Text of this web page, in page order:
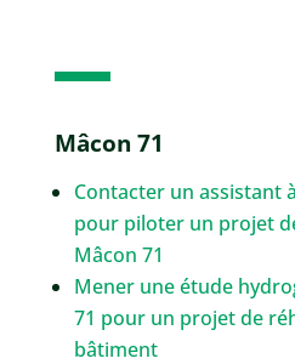
Mâcon 71
Contacter un assistant
pour piloter un projet
Mâcon 71
Mener une étude
71 pour un projet de
bâtiment